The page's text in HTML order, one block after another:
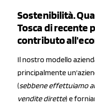
Sostenibilità.
Tosca di recente
contributo
Il nostro modello
principalmente
(sebbene effettuiamo
vendite dirette) e